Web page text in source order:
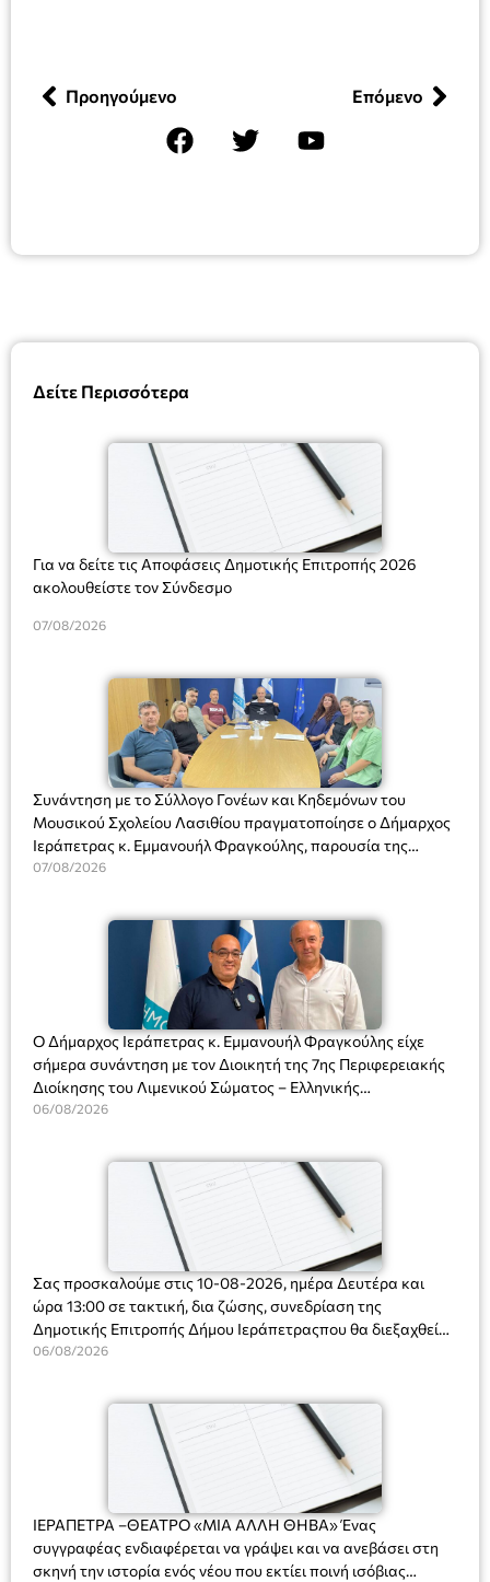
Δείτε Περισσότερα
Για να δείτε τις Αποφάσεις Δημοτικής Επιτροπής 2026
ακολουθείστε τον Σύνδεσμο
07/08/2026
Συνάντηση με το Σύλλογο Γονέων και Κηδεμόνων του
Μουσικού Σχολείου Λασιθίου πραγματοποίησε ο Δήμαρχος
Ιεράπετρας κ. Εμμανουήλ Φραγκούλης, παρουσία της
Διευθύντριας του σχολείου κας Μαριάννας Χαΐτα.
07/08/2026
Ο Δήμαρχος Ιεράπετρας κ. Εμμανουήλ Φραγκούλης είχε
σήμερα συνάντηση με τον Διοικητή της 7ης Περιφερειακής
Διοίκησης του Λιμενικού Σώματος – Ελληνικής
Ακτοφυλακής (Λ.Σ.-ΕΛ.ΑΚΤ.), Αρχιπλοίαρχο Λ.Σ. κ. Ιωάννη
06/08/2026
Σας προσκαλούμε στις 10-08-2026, ημέρα Δευτέρα και
ώρα 13:00 σε τακτική, δια ζώσης, συνεδρίαση της
Δημοτικής Επιτροπής Δήμου Ιεράπετραςπου θα διεξαχθεί
στο Δημοτικό Κατάστημα, Δημοκρατίας 31 στην αίθουσα
και λήψη αποφάσεων στα παρακάτω θέματα:
06/08/2026
ΙΕΡΑΠΕΤΡΑ –ΘΕΑΤΡΟ «ΜΙΑ ΑΛΛΗ ΘΗΒΑ» Ένας
συγγραφέας ενδιαφέρεται να γράψει και να ανεβάσει στη
σκηνή την ιστορία ενός νέου που εκτίει ποινή ισόβιας
Προηγούμενο Επόμενο